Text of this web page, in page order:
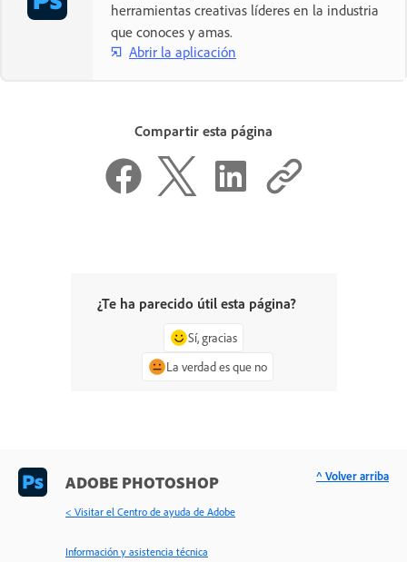
herramientas creativas líderes en la industria
que conoces y amas.
Abrir la aplicación
Compartir esta página
¿Te ha parecido útil esta página?
Sí, gracias
La verdad es que no
ADOBE PHOTOSHOP
< Visitar el Centro de ayuda de Adobe
Información y asistencia técnica
^ Volver arriba